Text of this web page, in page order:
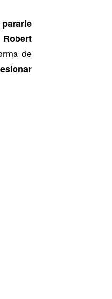
pararle
Robert
de